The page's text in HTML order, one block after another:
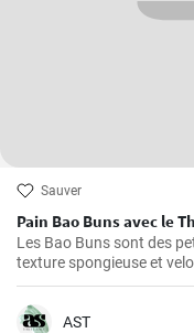
Sauver
Pain Bao Buns avec le
Les Bao Buns sont des
texture spongieuse et
pour un résultat excitant
pâte à la vapeur, puis en
est essentiel de laisser la
AST